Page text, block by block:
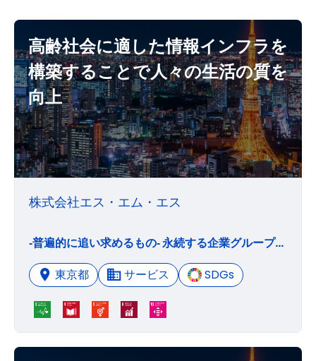
高齢社会に適した情報インフラを
構築することで人々の生活の質を
向上
株式会社エス・エム・エス
‐普遍的に追い求めるもの‐ 永続する企業グループとして成長し続け、社会に貢献し続ける
東京都
サービス SDGs